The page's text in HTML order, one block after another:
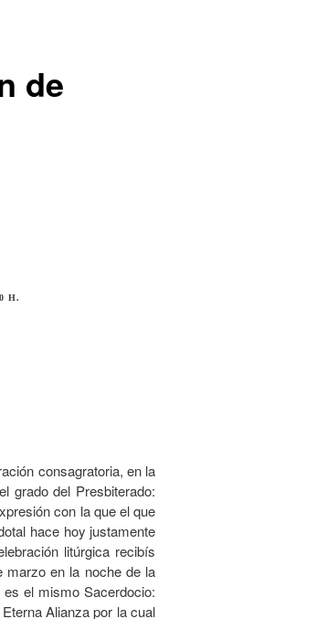
de
H.
consagratoria, en la
grado del Presbiterado:
con la que el que
hace hoy justamente
litúrgica recibís
en la noche de la
el mismo Sacerdocio:
Alianza por la cual